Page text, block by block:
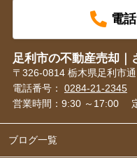
電
足利市の不動産売却｜
〒326-0814 栃木県足利市
電話番号： 0284-21-2345
営業時間：9:30 ～17:00
ブログ一覧